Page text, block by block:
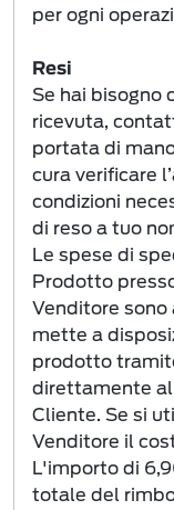
per ogni
Resi
Se hai bisogno
ricevuta,
portata di
cura verificare
condizioni
di reso a tuo
Le spese di
Prodotto
Venditore sono
mette a
prodotto
direttamente
Cliente. Se si
Venditore il
L'importo di
totale del